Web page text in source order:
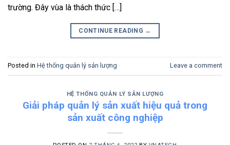
trường. Đây vùa là thách thức […]
CONTINUE READING →
Posted in Hệ thống quản lý sản lượng Leave a comment
HỆ THỐNG QUẢN LÝ SẢN LƯỢNG
Giải pháp quản lý sản xuất hiệu quả trong
sản xuất công nghiệp